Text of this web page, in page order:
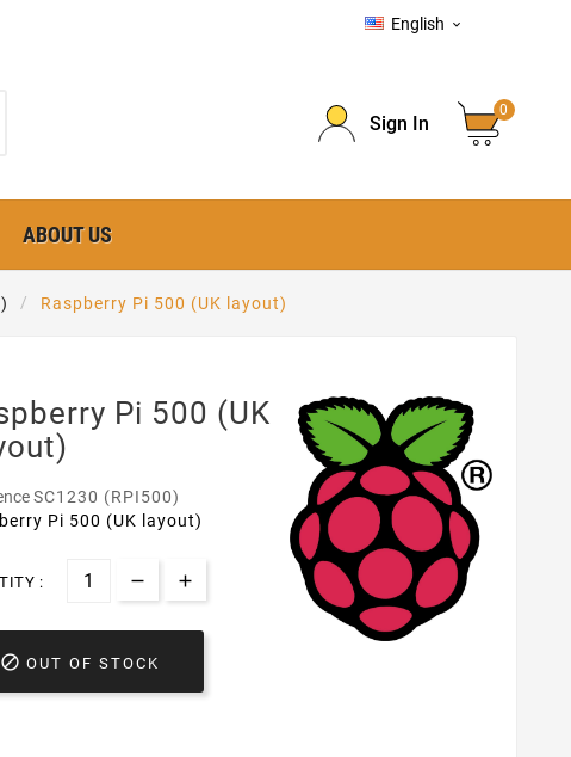
English 
Sign In
0
ABOUT US
Raspberry Pi 500 (UK layout)
Pi 500 (UK
SC1230 (RPI500)
Pi 500 (UK layout)
:
 OUT OF STOCK